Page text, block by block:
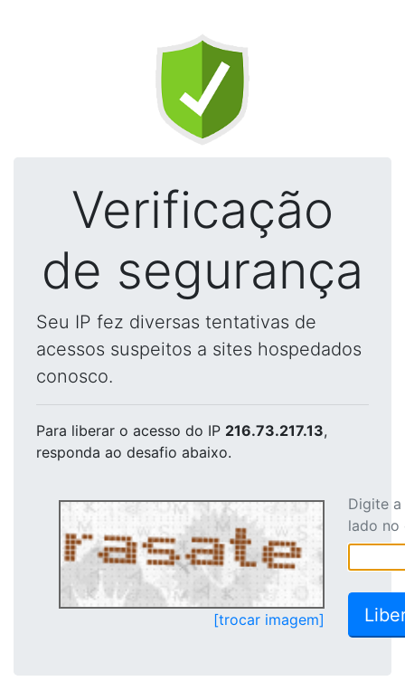
Verificação
de segurança
Seu IP fez diversas tentativas de
acessos suspeitos a sites hospedados
conosco.
Para liberar o acesso do IP 216.73.217.13,
responda ao desafio abaixo.
[trocar imagem]
Digite
lado no